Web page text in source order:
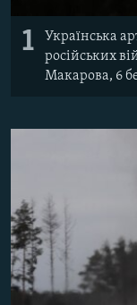
1
Українська
російських
Макарова, 6